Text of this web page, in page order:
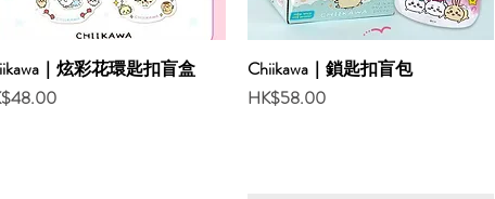
｜炫彩花環匙扣盲盒
Chiikawa｜鎖匙扣盲包
Price
HK$58.00